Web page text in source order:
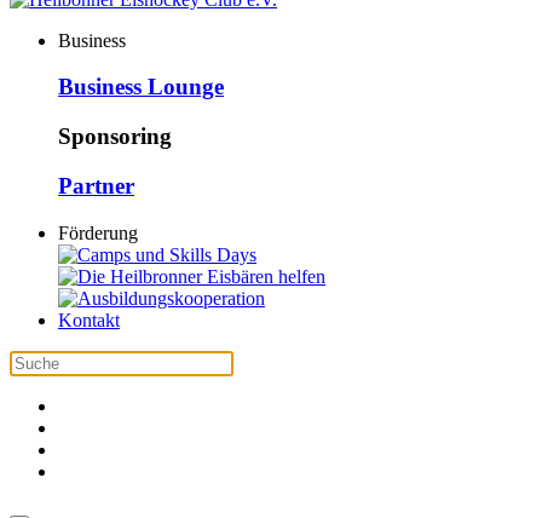
Business
Business Lounge
Sponsoring
Partner
Förderung
Kontakt